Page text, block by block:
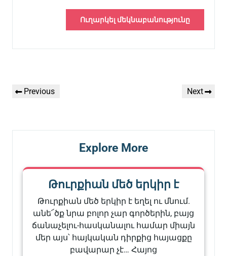
նավարկումը
Previous
Previous
Next
Next
Explore More
Թուրքիան մեծ երկիր է
Թուրքիան մեծ երկիր է եղել ու մնում.
անե՜ծք նրա բոլոր չար գործերին, բայց
ճանաչելու-հասկանալու համար միայն
մեր այս՝ հայկական դիրքից հայացքը
բավարար չէ… Հայոց